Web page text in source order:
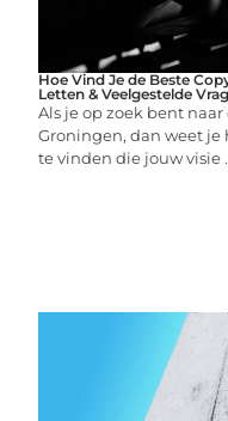
Hoe Vind Je de Beste
Letten & Veelgestelde
Als je op zoek bent
Groningen, dan weet
te vinden die jouw visie